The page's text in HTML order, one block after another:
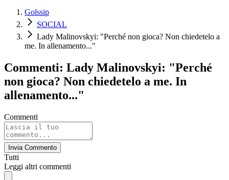
Golssip
SOCIAL
Lady Malinovskyi: "Perché non gioca? Non chiedetelo a
me. In allenamento..."
Commenti: Lady Malinovskyi: "Perché
non gioca? Non chiedetelo a me. In
allenamento..."
Commenti
Invia Commento
Tutti
Leggi altri commenti